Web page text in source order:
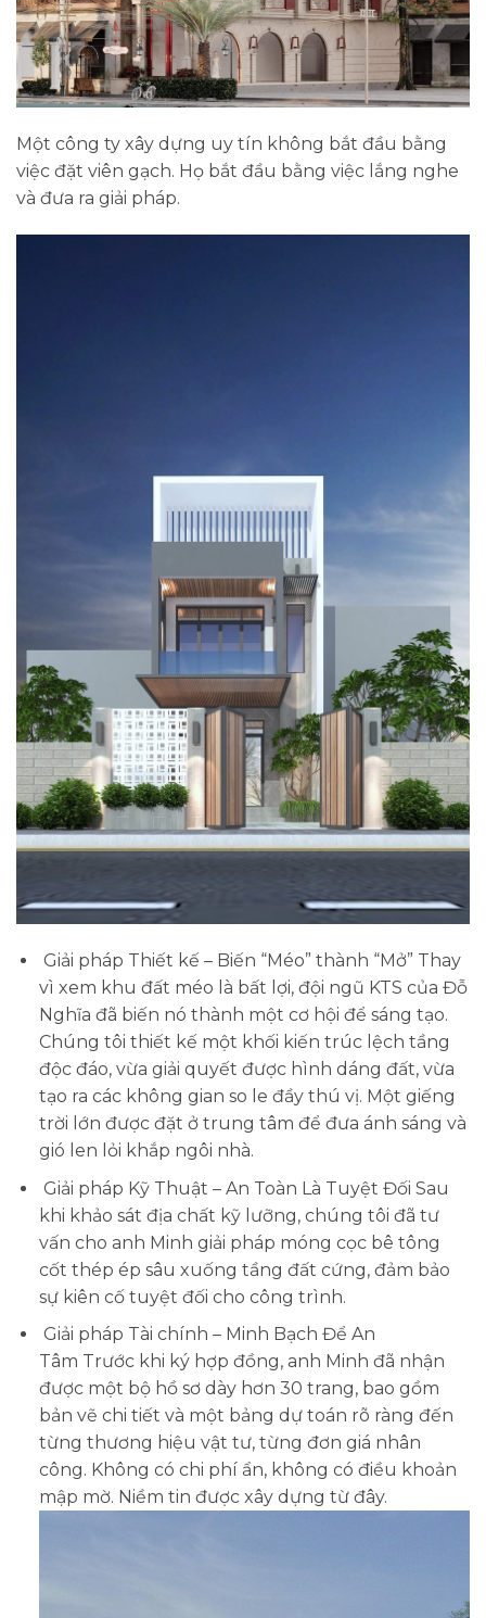
Một công ty xây dựng uy tín không bắt đầu bằng
việc đặt viên gạch. Họ bắt đầu bằng việc lắng nghe
và đưa ra giải pháp.
Giải pháp Thiết kế – Biến “Méo” thành “Mở” Thay
vì xem khu đất méo là bất lợi, đội ngũ KTS của Đỗ
Nghĩa đã biến nó thành một cơ hội để sáng tạo.
Chúng tôi thiết kế một khối kiến trúc lệch tầng
độc đáo, vừa giải quyết được hình dáng đất, vừa
tạo ra các không gian so le đầy thú vị. Một giếng
trời lớn được đặt ở trung tâm để đưa ánh sáng và
gió len lỏi khắp ngôi nhà.
Giải pháp Kỹ Thuật – An Toàn Là Tuyệt Đối Sau
khi khảo sát địa chất kỹ lưỡng, chúng tôi đã tư
vấn cho anh Minh giải pháp móng cọc bê tông
cốt thép ép sâu xuống tầng đất cứng, đảm bảo
sự kiên cố tuyệt đối cho công trình.
Giải pháp Tài chính – Minh Bạch Để An
Tâm Trước khi ký hợp đồng, anh Minh đã nhận
được một bộ hồ sơ dày hơn 30 trang, bao gồm
bản vẽ chi tiết và một bảng dự toán rõ ràng đến
từng thương hiệu vật tư, từng đơn giá nhân
công. Không có chi phí ẩn, không có điều khoản
mập mờ. Niềm tin được xây dựng từ đây.